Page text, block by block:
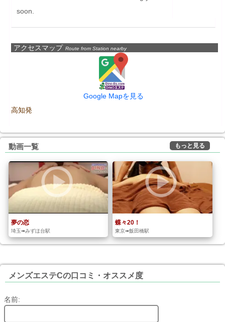
soon.
アクセスマップ Route from Station nearby
Google Mapを見る
高知発
動画一覧 もっと見る
夢の恋
埼玉➠みずほ台駅
蝶々20！
東京➠飯田橋駅
メンズエステCの口コミ・オススメ度
名前: